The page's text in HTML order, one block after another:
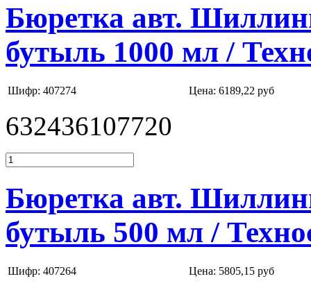
Бюретка авт.
бутыль 1000 мл /
Шифр: 407274 Цена: 6189,22 руб
632436107720
Бюретка авт.
бутыль 500 мл /
Шифр: 407264 Цена: 5805,15 руб